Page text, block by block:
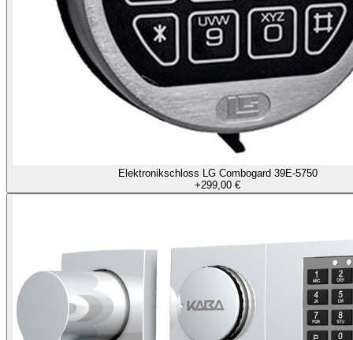
Elektronikschloss LG Combogard 39E-5750
+299,00 €